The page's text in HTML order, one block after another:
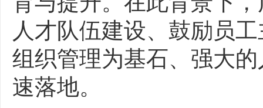
人才队伍建设、鼓励员
组织管理为基石、强大
速落地。